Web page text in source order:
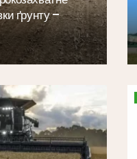
ґрунту –